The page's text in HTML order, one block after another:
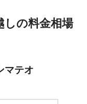
しの料金相場
マテオ